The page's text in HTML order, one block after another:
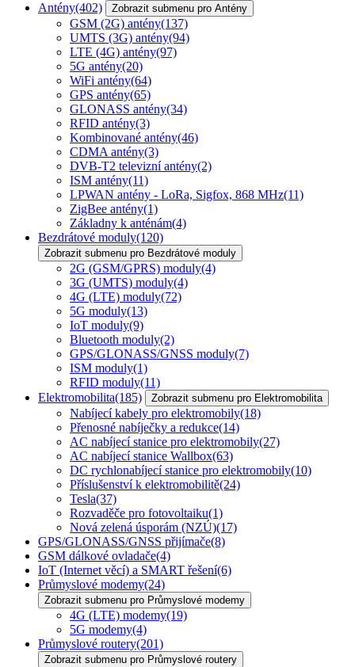
Antény(402) Zobrazit submenu pro Antény
GSM (2G) antény(137)
UMTS (3G) antény(94)
LTE (4G) antény(97)
5G antény(20)
WiFi antény(64)
GPS antény(65)
GLONASS antény(34)
RFID antény(3)
Kombinované antény(46)
CDMA antény(3)
DVB-T2 televizní antény(2)
ISM antény(11)
LPWAN antény - LoRa, Sigfox, 868 MHz(11)
ZigBee antény(1)
Základny k anténám(4)
Bezdrátové moduly(120)
Zobrazit submenu pro Bezdrátové moduly
2G (GSM/GPRS) moduly(4)
3G (UMTS) moduly(4)
4G (LTE) moduly(72)
5G moduly(13)
IoT moduly(9)
Bluetooth moduly(2)
GPS/GLONASS/GNSS moduly(7)
ISM moduly(1)
RFID moduly(11)
Elektromobilita(185) Zobrazit submenu pro Elektromobilita
Nabíjecí kabely pro elektromobily(18)
Přenosné nabíječky a redukce(14)
AC nabíjecí stanice pro elektromobily(27)
AC nabíjecí stanice Wallbox(63)
DC rychlonabíjecí stanice pro elektromobily(10)
Příslušenství k elektromobilitě(24)
Tesla(37)
Rozvaděče pro fotovoltaiku(1)
Nová zelená úsporám (NZÚ)(17)
GPS/GLONASS/GNSS přijímače(8)
GSM dálkové ovladače(4)
IoT (Internet věcí) a SMART řešení(6)
Průmyslové modemy(24)
Zobrazit submenu pro Průmyslové modemy
4G (LTE) modemy(19)
5G modemy(4)
Průmyslové routery(201)
Zobrazit submenu pro Průmyslové routery